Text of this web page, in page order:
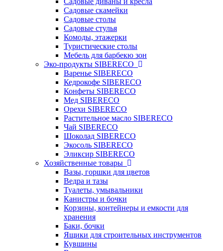
Садовые скамейки
Садовые столы
Садовые стулья
Комоды, этажерки
Туристические столы
Мебель для барбекю зон
Эко-продукты SIBERECO
Варенье SIBERECO
Кедрокофе SIBERECO
Конфеты SIBERECO
Мед SIBERECO
Орехи SIBERECO
Растительное масло SIBERECO
Чай SIBERECO
Шоколад SIBERECO
Экосоль SIBERECO
Эликсир SIBERECO
Хозяйственные товары
Вазы, горшки для цветов
Ведра и тазы
Туалеты, умывальники
Канистры и бочки
Корзины, контейнеры и емкости для
хранения
Баки, бочки
Ящики для строительных инструментов
Кувшины